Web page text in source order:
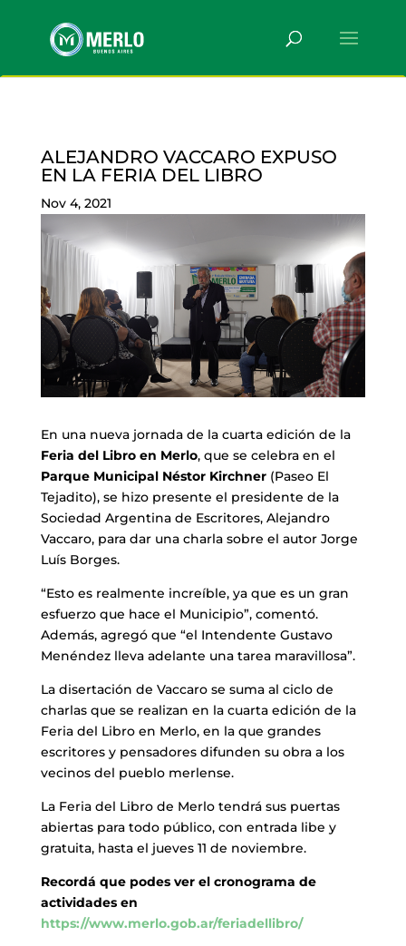
ALEJANDRO VACCARO EXPUSO
EN LA FERIA DEL LIBRO
Nov 4, 2021
En una nueva jornada de la cuarta edición de la
Feria del Libro en Merlo, que se celebra en el
Parque Municipal Néstor Kirchner(Paseo El
Tejadito), se hizo presente el presidente de la
Sociedad Argentina de Escritores, Alejandro
Vaccaro, para dar una charla sobre el autor Jorge
Luís Borges.
“Esto es realmente increíble, ya que es un gran
esfuerzo que hace el Municipio”, comentó.
Además, agregó que “el Intendente Gustavo
Menéndez lleva adelante una tarea maravillosa”.
La disertación de Vaccaro se suma al ciclo de
charlas que se realizan en la cuarta edición de la
Feria del Libro en Merlo, en la que grandes
escritores y pensadores difunden su obra a los
vecinos del pueblo merlense.
La Feria del Libro de Merlo tendrá sus puertas
abiertas para todo público, con entrada libe y
gratuita, hasta el jueves 11 de noviembre.
Recordá que podes ver el cronograma de
actividades en
https://www.merlo.gob.ar/feriadellibro/